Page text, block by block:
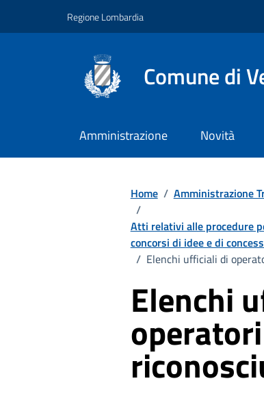
Regione Lombardia
Comune di
Amministrazione Novità
Home / Amministrazione
/
Atti relativi alle procedure
concorsi di idee e di
/ Elenchi ufficiali di
Elenchi